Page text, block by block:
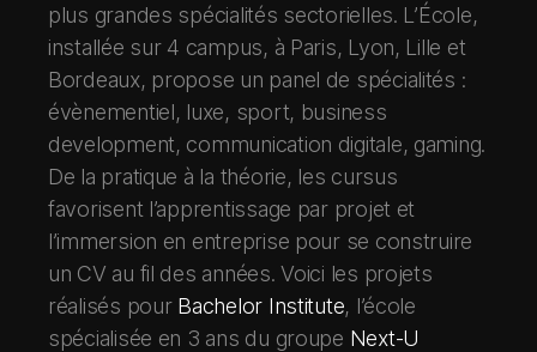
plus grandes spécialités sectorielles. L’École,
installée sur 4 campus, à Paris, Lyon, Lille et
Bordeaux, propose un panel de spécialités :
évènementiel, luxe, sport, business
development, communication digitale, gaming.
De la pratique à la théorie, les cursus
favorisent l’apprentissage par projet et
l’immersion en entreprise pour se construire
un CV au fil des années. Voici les projets
réalisés pour Bachelor Institute, l’école
spécialisée en 3 ans du groupe Next-U